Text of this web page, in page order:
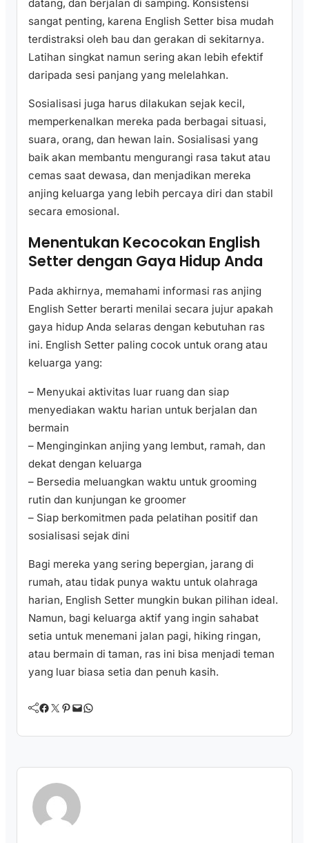
datang, dan berjalan di samping. Konsistensi
sangat penting, karena English Setter bisa mudah
terdistraksi oleh bau dan gerakan di sekitarnya.
Latihan singkat namun sering akan lebih efektif
daripada sesi panjang yang melelahkan.
Sosialisasi juga harus dilakukan sejak kecil,
memperkenalkan mereka pada berbagai situasi,
suara, orang, dan hewan lain. Sosialisasi yang
baik akan membantu mengurangi rasa takut atau
cemas saat dewasa, dan menjadikan mereka
anjing keluarga yang lebih percaya diri dan stabil
secara emosional.
Menentukan Kecocokan English
Setter dengan Gaya Hidup Anda
Pada akhirnya, memahami informasi ras anjing
English Setter berarti menilai secara jujur apakah
gaya hidup Anda selaras dengan kebutuhan ras
ini. English Setter paling cocok untuk orang atau
keluarga yang:
– Menyukai aktivitas luar ruang dan siap
menyediakan waktu harian untuk berjalan dan
bermain
– Menginginkan anjing yang lembut, ramah, dan
dekat dengan keluarga
– Bersedia meluangkan waktu untuk grooming
rutin dan kunjungan ke groomer
– Siap berkomitmen pada pelatihan positif dan
sosialisasi sejak dini
Bagi mereka yang sering bepergian, jarang di
rumah, atau tidak punya waktu untuk olahraga
harian, English Setter mungkin bukan pilihan ideal.
Namun, bagi keluarga aktif yang ingin sahabat
setia untuk menemani jalan pagi, hiking ringan,
atau bermain di taman, ras ini bisa menjadi teman
yang luar biasa setia dan penuh kasih.
Facebook Twitter Pinterest Mail WhatsApp